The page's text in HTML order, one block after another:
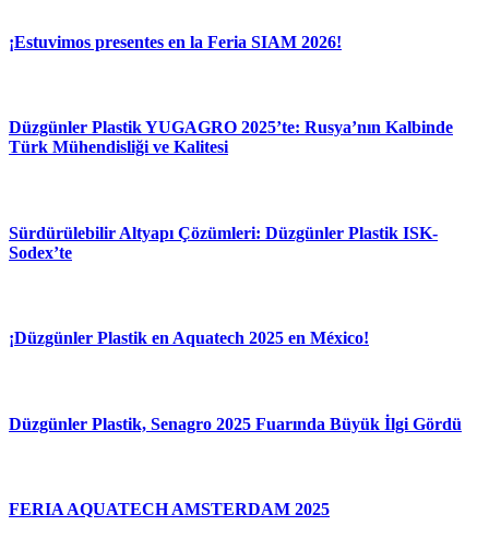
¡Estuvimos presentes en la Feria SIAM 2026!
Düzgünler Plastik YUGAGRO 2025’te: Rusya’nın Kalbinde
Türk Mühendisliği ve Kalitesi
Sürdürülebilir Altyapı Çözümleri: Düzgünler Plastik ISK-
Sodex’te
¡Düzgünler Plastik en Aquatech 2025 en México!
Düzgünler Plastik, Senagro 2025 Fuarında Büyük İlgi Gördü
FERIA AQUATECH AMSTERDAM 2025